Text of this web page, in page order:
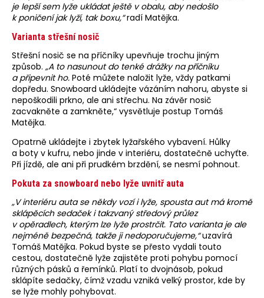
je lepší sem lyže ukládat ještě v obalu, aby nedošlo
k poničení jak lyží, tak boxu,“radí Matějka.
Varianta střešní nosič
Střešní nosič se na příčníky upevňuje trochu jiným
způsob. „A to nasunout do tenké drážky na příčníku
a připevnit ho. Poté můžete naložit lyže, vždy patkami
dopředu. Snowboard ukládejte vázáním nahoru, abyste si
nepoškodili prkno, ale ani střechu. Na závěr nosič
zacvakněte a zamkněte,“ vysvětluje postup Tomáš
Matějka.
Opatrně ukládejte i zbytek lyžařského vybavení. Hůlky
a boty v kufru, nebo jinde v interiéru, dostatečně uchyťte.
Při jízdě, ale ani při prudkém brzdění, se nesmí pohnout.
Pokuta za snowboard nebo lyže uvnitř auta
„V interiéru auta se někdy vozí i lyže, spousta aut má kromě
sklápěcích sedaček i takzvaný středový průlez
v opěradlech, kterým lze lyže prostrčit. Tato varianta je ale
nejméně bezpečná, takže ji nedoporučujeme,“uzavírá
Tomáš Matějka. Pokud byste se přesto vydali touto
cestou, dostatečně lyže zajistěte proti pohybu pomocí
různých pásků a řemínků. Platí to dvojnásob, pokud
sklápíte sedačky, čímž vzadu vzniká velký prostor, kde by
se lyže mohly pohybovat.